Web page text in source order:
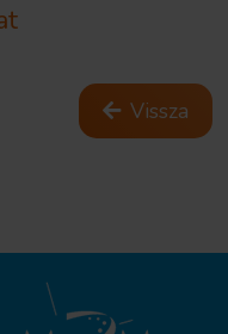
Vissza